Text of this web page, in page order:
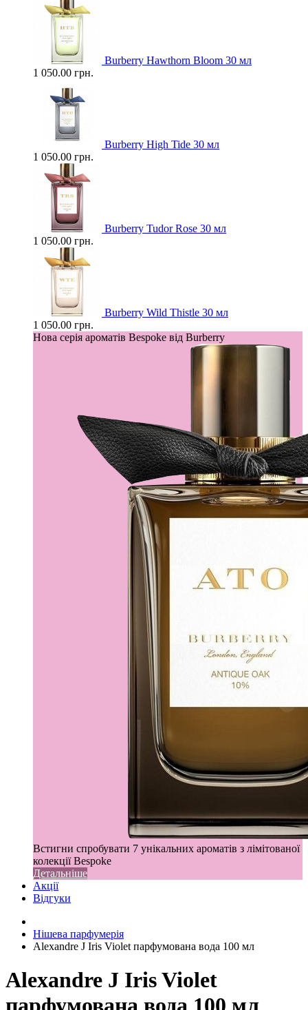
Burberry Hawthorn Bloom 30 мл
1 050.00 грн.
Burberry High Tide 30 мл
1 050.00 грн.
Burberry Tudor Rose 30 мл
1 050.00 грн.
Burberry Wild Thistle 30 мл
1 050.00 грн.
Нова серія ароматів Bespoke від Burberry
Встигни спробувати 7 унікальних ароматів з лімітованої
колекції Bespoke
Детальніше
Акції
Відгуки
Нішева парфумерія
Alexandre J Iris Violet парфумована вода 100 мл
Alexandre J Iris Violet